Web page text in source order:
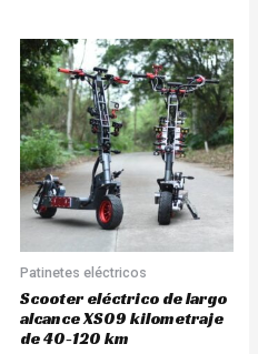
Patinetes eléctricos
Scooter eléctrico de largo
alcance XS09 kilometraje
de 40-120 km